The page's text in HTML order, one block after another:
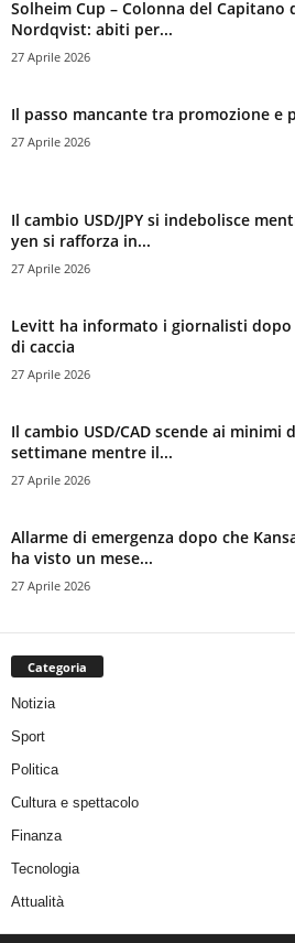
Solheim Cup – Colonna del Capitano
Nordqvist: abiti per...
27 Aprile 2026
Il passo mancante tra promozione e
27 Aprile 2026
Il cambio USD/JPY si indebolisce
yen si rafforza in...
27 Aprile 2026
Levitt ha informato i giornalisti dopo
di caccia
27 Aprile 2026
Il cambio USD/CAD scende ai minimi
settimane mentre il...
27 Aprile 2026
Allarme di emergenza dopo che
ha visto un mese...
27 Aprile 2026
Categoria
Notizia
Sport
Politica
Cultura e spettacolo
Finanza
Tecnologia
Attualità